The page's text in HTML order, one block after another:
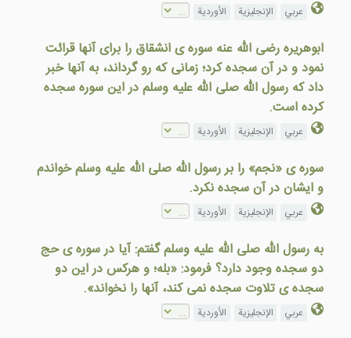
عربي الإنجليزية الأوردية
ابوهریره رضی الله عنه سوره ی انشقاق را برای آنها قرائت
نمود و در آن سجده کرد؛ زمانی که رو گرداند، به آنها خبر
داد که رسول الله صلی الله علیه وسلم در این سوره سجده
کرده است.
عربي الإنجليزية الأوردية
سوره ی «نجم» را بر رسول الله صلی الله علیه وسلم خواندم
و ایشان در آن سجده نکرد.
عربي الإنجليزية الأوردية
به رسول الله صلی الله علیه وسلم گفتم: آیا در سوره ی حج
دو سجده وجود دارد؟ فرمود: «بله؛ و هرکس در این دو
سجده ی تلاوت سجده نمی کند، آنها را نخواند».
عربي الإنجليزية الأوردية